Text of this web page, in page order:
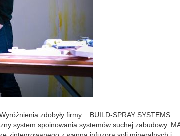
zdobyły firmy: : BUILD-SPRAY SYSTEMS
system spoinowania systemów suchej zabudowy.